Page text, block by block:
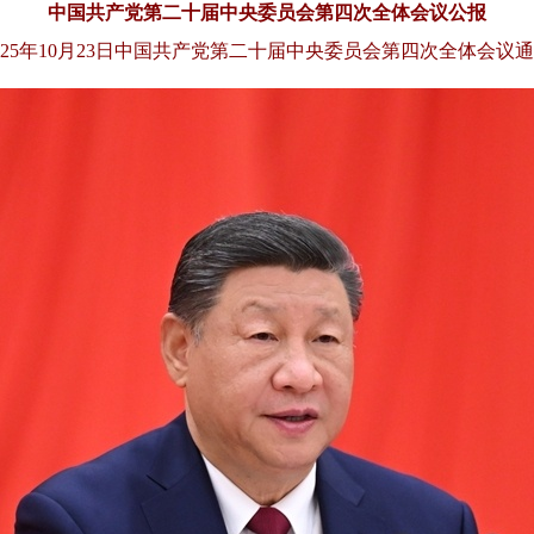
中国共产党第二十届中央委员会第四次全体会议公报
年10月23日中国共产党第二十届中央委员会第四次全体会议